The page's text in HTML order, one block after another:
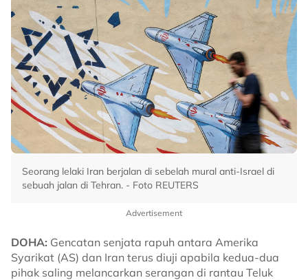
Seorang lelaki Iran berjalan di sebelah mural anti-Israel di
sebuah jalan di Tehran. - Foto REUTERS
Advertisement
DOHA: Gencatan senjata rapuh antara Amerika
Syarikat (AS) dan Iran terus diuji apabila kedua-dua
pihak saling melancarkan serangan di rantau Teluk